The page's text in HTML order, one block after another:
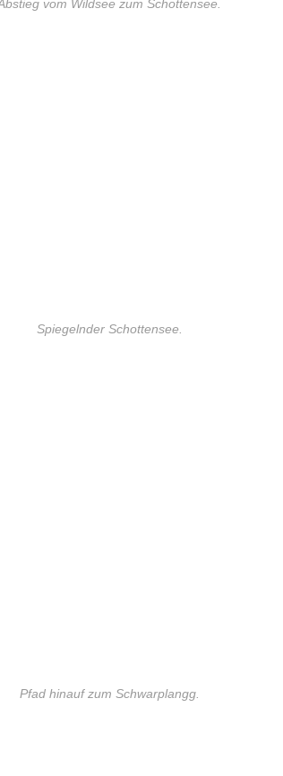
vom Wildsee zum Schottensee.
Spiegelnder Schottensee.
Pfad hinauf zum Schwarplangg.